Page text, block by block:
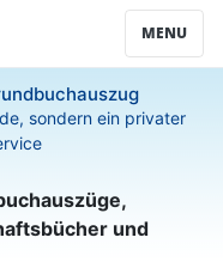
MENU
sondern ein privater
und